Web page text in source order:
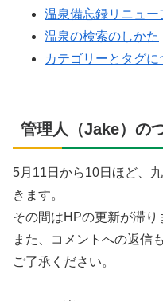
温泉備忘録リニュー
温泉の検索のしかた
カテゴリーとタグに
管理人（Jake）の
5月11日から10日ほど、
きます。
その間はHPの更新が滞り
また、コメントへの返信
ご了承ください。